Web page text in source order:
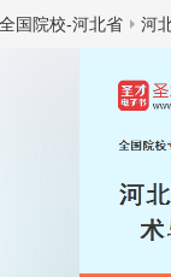
全国院校-河北省 河